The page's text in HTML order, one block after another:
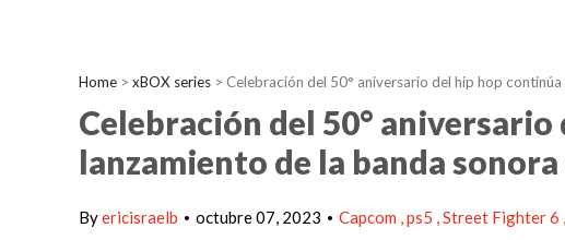
Home > xBOX series > Celebración del 50° aniversario del hip hop
Celebración del 50°
lanzamiento de la banda
Byericisraelb • octubre 07, 2023 • Capcom ps5 Street Fighter 6